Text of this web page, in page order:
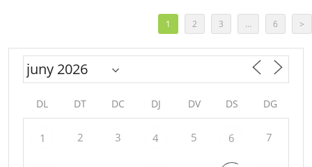
1 2 3 … 6 >
DL DT DC DJ DV DS DG
1 2 3 4 5 6 7